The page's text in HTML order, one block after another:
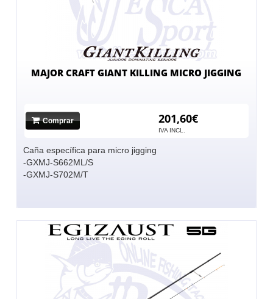
MAJOR CRAFT GIANT KILLING MICRO JIGGING
Comprar 201,60€
IVA INCL.
Caña específica para micro jigging
-GXMJ-S662ML/S
-GXMJ-S702M/T